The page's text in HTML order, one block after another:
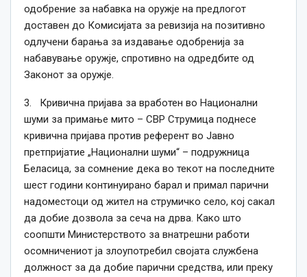
одобрение за набавка на оружје на предлогот
доставен до Комисијата за ревизија на позитивно
одлучени барања за издавање одобренија за
набавување оружје, спротивно на одредбите од
Законот за оружје.
3. Кривична пријава за вработен во Национални
шуми за примање мито – СВР Струмица поднесе
кривична пријава против референт во Јавно
претпријатие „Национални шуми“ – подружница
Беласица, за сомнение дека во текот на последните
шест години континуирано барал и примал парични
надоместоци од жител на струмичко село, кој сакал
да добие дозвола за сеча на дрва. Како што
соопшти Министерството за внатрешни работи
осомничениот ја злоупотребил својата службена
должност за да добие парични средства, или преку